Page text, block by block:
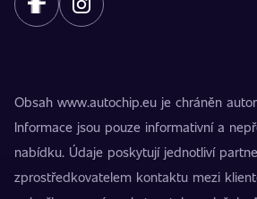
Obsah www.autochip.eu je chráněn
Informace jsou pouze informativní a
nabídku. Údaje poskytují jednotliví
zprostředkovatelem kontaktu mezi